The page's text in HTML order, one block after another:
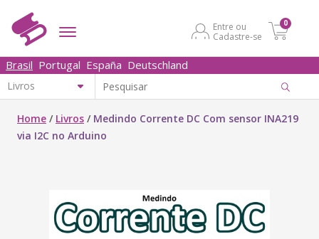
Entre ou
Cadastre-se
0
Brasil Portugal España Deutschland
Home / Livros / Medindo Corrente DC Com sensor INA219
via I2C no Arduino